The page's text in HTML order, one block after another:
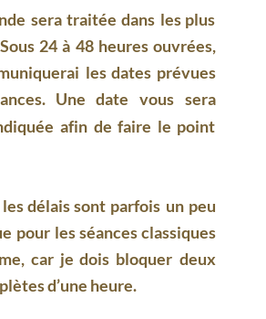
sera traitée dans les plus
Sous 24 à 48 heures ouvrées,
les dates prévues
Une date vous sera
afin de faire le point
lesdélaissont parfois un peu
pour lesséancesclassiques
car je dois bloquer deux
d’une heure.